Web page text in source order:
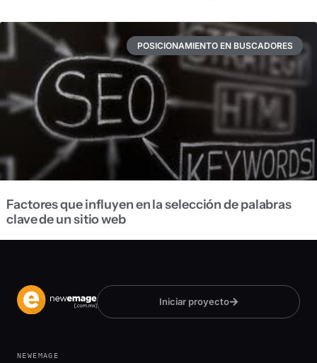
POSICIONAMIENTO EN BUSCADORES
Factores que influyen en la selección de palabras
clave de un sitio web
Iniciar proyecto
NEWEMAGE